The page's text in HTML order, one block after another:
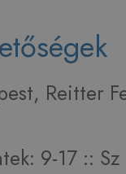
Reitter
9-17 :: Sz